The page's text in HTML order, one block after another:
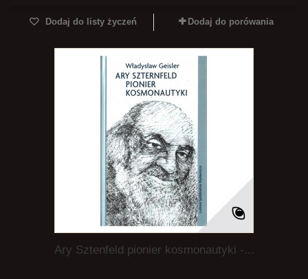
Dodaj do listy życzeń Dodaj do porówania
Ary Sztenfeld pionier kosmonautyki -...